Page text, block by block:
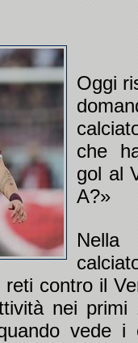
Oggi
che
gol al
A?»
Nella
contro il
nei primi
vede i